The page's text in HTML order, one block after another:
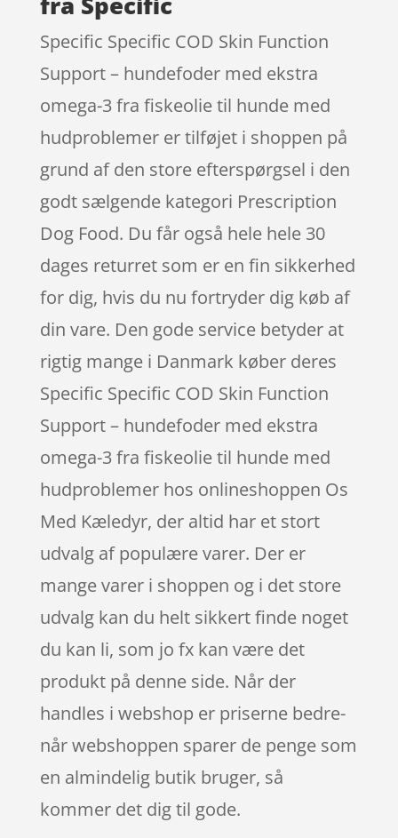
Specific Specific COD Skin Function
Support – hundefoder med ekstra
omega-3 fra fiskeolie til hunde med
hudproblemer er tilføjet i shoppen på
grund af den store efterspørgsel i den
godt sælgende kategori Prescription
Dog Food. Du får også hele hele 30
dages returret som er en fin sikkerhed
for dig, hvis du nu fortryder dig køb af
din vare. Den gode service betyder at
rigtig mange i Danmark køber deres
Specific Specific COD Skin Function
Support – hundefoder med ekstra
omega-3 fra fiskeolie til hunde med
hudproblemer hos onlineshoppen Os
Med Kæledyr, der altid har et stort
udvalg af populære varer. Der er
mange varer i shoppen og i det store
udvalg kan du helt sikkert finde noget
du kan li, som jo fx kan være det
produkt på denne side. Når der
handles i webshop er priserne bedre-
når webshoppen sparer de penge som
en almindelig butik bruger, så
kommer det dig til gode.